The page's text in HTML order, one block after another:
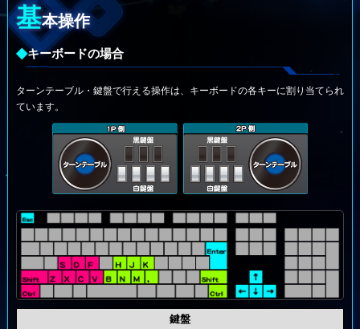
基本操作
◆キーボードの場合
ターンテーブル・鍵盤で行える操作は、キーボードの各キーに割り当てられ
ています。
鍵盤